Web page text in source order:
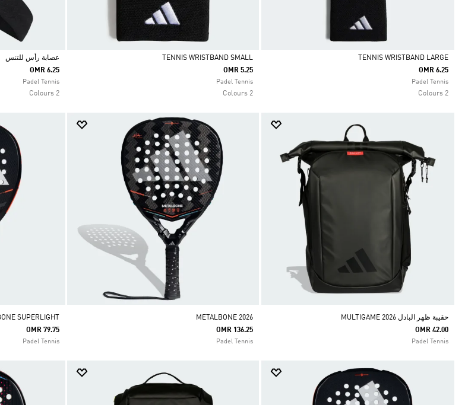
Selected
TENNIS WRISTBAND LARGE
OMR 6.25
Padel Tennis
2 Colours
Selected
TENNIS WRISTBAND SMALL
OMR 5.25
Padel Tennis
2 Colours
Selected
عصابة رأس للتنس
OMR 6.25
Padel Tennis
2 Colours
حقيبة ظهر البادل MULTIGAME 2026
OMR 42.00
Padel Tennis
METALBONE 2026
OMR 136.25
Padel Tennis
SUPERLIGHT
OMR 79.75
Padel Tennis